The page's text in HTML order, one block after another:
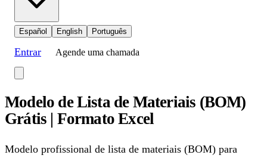
Español English Português
Entrar Agende uma chamada
Modelo de Lista de Materiais (BOM)
Grátis | Formato Excel
Modelo profissional de lista de materiais (BOM) para